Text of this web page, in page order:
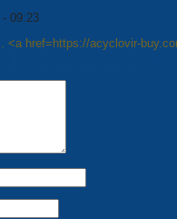
- 09:23
<a href=https://acyclovir-